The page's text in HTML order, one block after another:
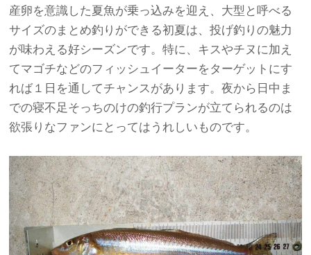
産卵を意識した夏魚が乗っ込みを迎え、大型と呼べる
サイズのまとめ釣りができる初夏は、投げ釣りの魅力
が味わえる好シーズンです。特に、キスやチヌに加え
てマゴチなどのフィッシュイーターをターゲットにす
れば１日を通してチャンスがあります。夜から日中ま
での寝不足そっちのけの釣行プランが立てられるのは
欲張りなファンにとってはうれしいものです。